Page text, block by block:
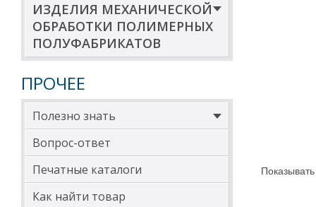
ИЗДЕЛИЯ МЕХАНИЧЕСКОЙ
ОБРАБОТКИ ПОЛИМЕРНЫХ
ПОЛУФАБРИКАТОВ
ПРОЧЕЕ
Полезно знать
Вопрос-ответ
Печатные каталоги
Как найти товар